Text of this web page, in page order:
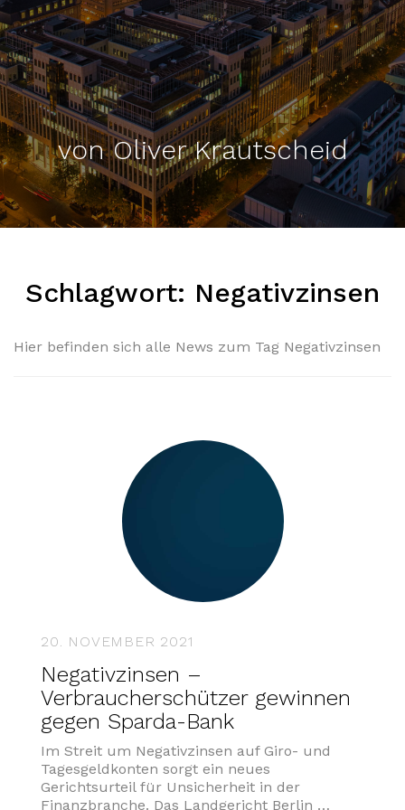
von Oliver Krautscheid
Schlagwort: Negativzinsen
Hier befinden sich alle News zum Tag Negativzinsen
20. NOVEMBER 2021
Negativzinsen –
Verbraucherschützer gewinnen
gegen Sparda-Bank
Im Streit um Negativzinsen auf Giro- und
Tagesgeldkonten sorgt ein neues
Gerichtsurteil für Unsicherheit in der
Finanzbranche. Das Landgericht Berlin …